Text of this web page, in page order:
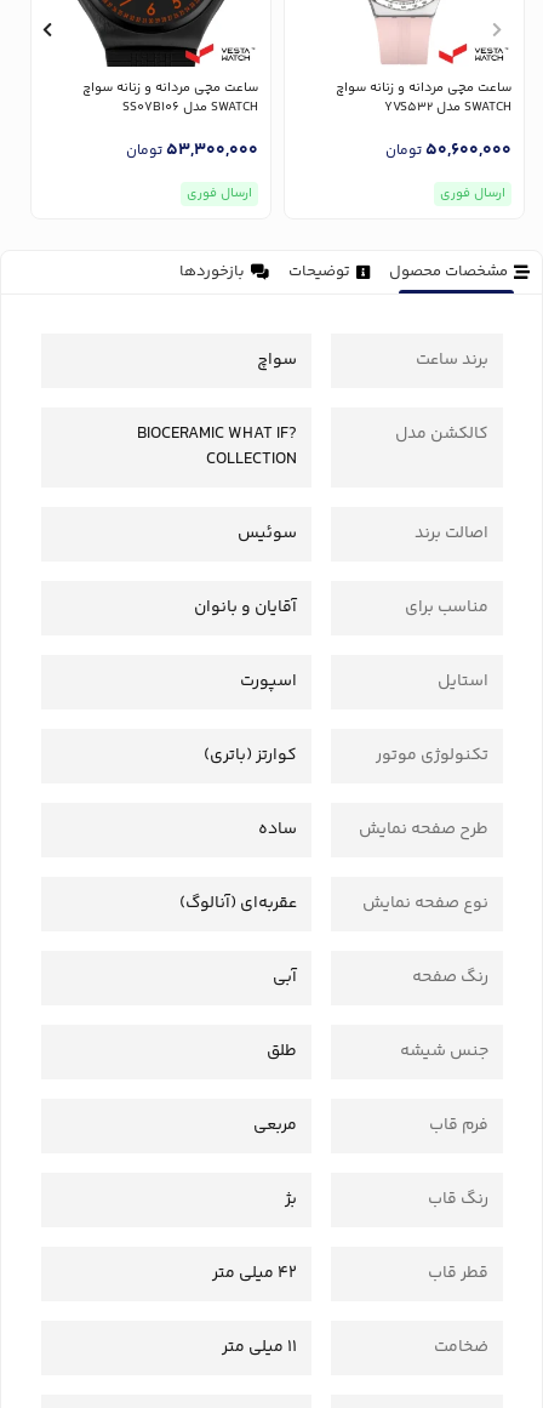
ساعت مچی مردانه و زنانه سواچ
SWATCH مدل YVS532
50,600,000تومان
ارسال فوری
ساعت مچی مردانه و زنانه سواچ
SWATCH مدل SS07B106
53,300,000تومان
ارسال فوری
مشخصات محصول توضیحات بازخوردها
برند ساعت سواچ
کالکشن مدل
BIOCERAMIC WHAT IF?
COLLECTION
اصالت برند سوئیس
مناسب برای آقایان و بانوان
استایل اسپورت
تکنولوژی موتور کوارتز (باتری)
طرح صفحه نمایش ساده
نوع صفحه نمایش عقربه‌ای (آنالوگ)
رنگ صفحه آبی
جنس شیشه طلق
فرم قاب مربعی
رنگ قاب بژ
قطر قاب 42 میلی متر
ضخامت 11 میلی متر